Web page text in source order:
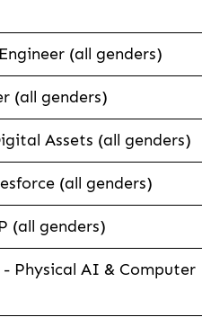
(all genders)
(all genders)
Assets (all genders)
(all genders)
(all genders)
Physical AI & Computer